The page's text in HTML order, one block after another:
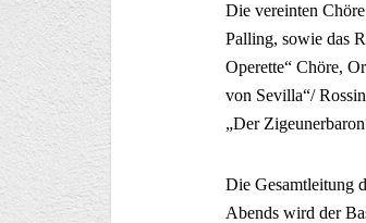
Die vereinten
Palling, sowie das
Operette“ Chöre,
von Sevilla“/
„Der
Die Gesamtleitung
Abends wird der